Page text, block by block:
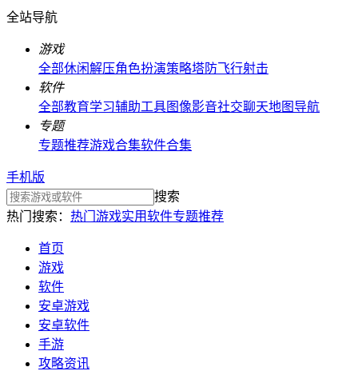
全站导航
游戏
全部休闲解压角色扮演策略塔防飞行射击
软件
全部教育学习辅助工具图像影音社交聊天地图导航
专题
专题推荐游戏合集软件合集
手机版
搜索
热门搜索： 热门游戏实用软件专题推荐
首页
游戏
软件
安卓游戏
安卓软件
手游
攻略资讯